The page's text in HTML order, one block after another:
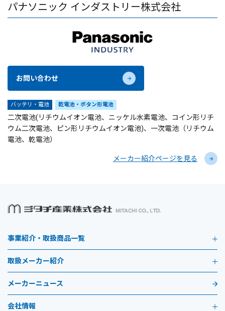
パナソニック インダストリー株式会社
お問い合わせ
バッテリ・電池 乾電池・ボタン形電池
二次電池(リチウムイオン電池、ニッケル水素電池、コイン形リチ
ウム二次電池、ピン形リチウムイオン電池)、一次電池（リチウム
電池、乾電池）
メーカー紹介ページを見る
事業紹介・取扱商品一覧
取扱メーカー紹介
メーカーニュース
会社情報